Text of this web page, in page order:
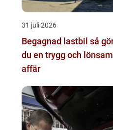
31 juli 2026
Begagnad lastbil så gör
du en trygg och lönsam
affär